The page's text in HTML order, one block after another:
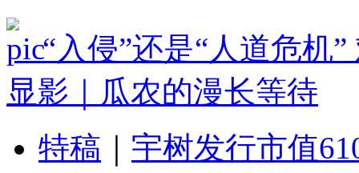
“入侵”还是“人道危机
显影｜瓜农的漫长等待
特稿
宇树发行市值